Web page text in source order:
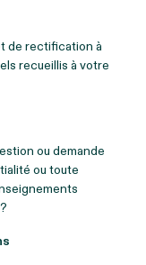
de rectification à
recueillis à votre
ou demande
ou toute